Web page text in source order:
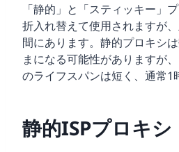
「静的」と「スティッキー」
折入れ替えて使用されますが
間にあります。静的プロキシ
まになる可能性がありますが
のライフスパンは短く、通常1
静的ISPプロキシ